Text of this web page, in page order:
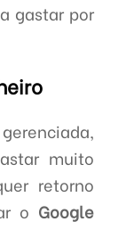
gastar por
muito
retorno
o Google